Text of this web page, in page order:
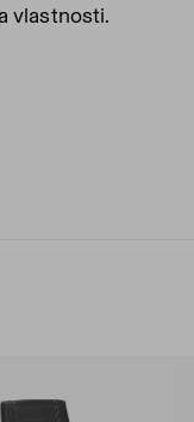
vlastnosti.